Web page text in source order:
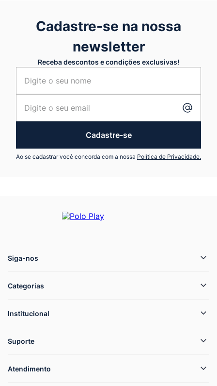
Cadastre-se na nossa
newsletter
Receba descontos e condições exclusivas!
Cadastre-se
Ao se cadastrar você concorda com a nossa Política de Privacidade.
Siga-nos
Categorias
Institucional
Suporte
Atendimento